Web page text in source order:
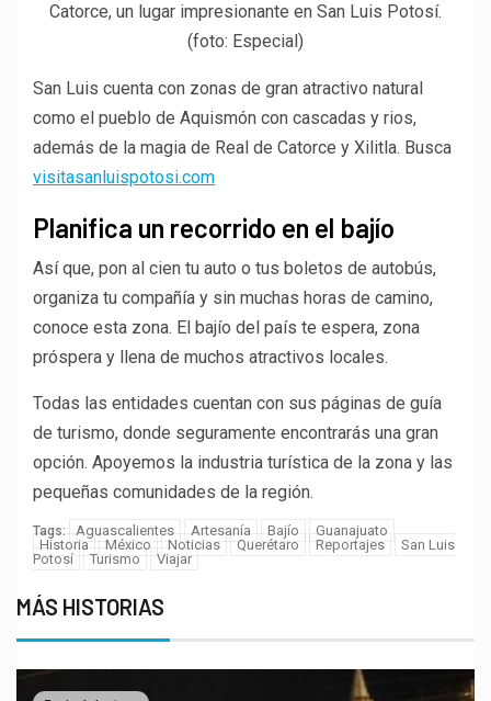
Catorce, un lugar impresionante en San Luis Potosí.
(foto: Especial)
San Luis cuenta con zonas de gran atractivo natural
como el pueblo de Aquismón con cascadas y rios,
además de la magia de Real de Catorce y Xilitla. Busca
visitasanluispotosi.com
Planifica un recorrido en el bajío
Así que, pon al cien tu auto o tus boletos de autobús,
organiza tu compañía y sin muchas horas de camino,
conoce esta zona. El bajío del país te espera, zona
próspera y llena de muchos atractivos locales.
Todas las entidades cuentan con sus páginas de guía
de turismo, donde seguramente encontrarás una gran
opción. Apoyemos la industria turística de la zona y las
pequeñas comunidades de la región.
Tags: Aguascalientes Artesanía Bajío
Guanajuato
Historia
México Noticias Querétaro Reportajes
San Luis
Potosí
Turismo Viajar
MÁS HISTORIAS